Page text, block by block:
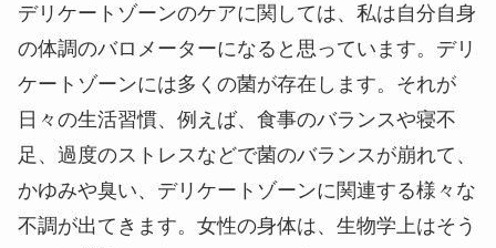
デリケートゾーンのケアに関しては、私は自分自身
の体調のバロメーターになると思っています。デリ
ケートゾーンには多くの菌が存在します。それが
日々の生活習慣、例えば、食事のバランスや寝不
足、過度のストレスなどで菌のバランスが崩れて、
かゆみや臭い、デリケートゾーンに関連する様々な
不調が出てきます。女性の身体は、生物学上はそう